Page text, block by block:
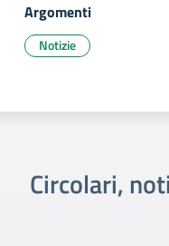
Argomenti
Notizie
Circolari,